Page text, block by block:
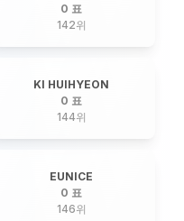
0 표
142위
KI HUIHYEON
0 표
144위
EUNICE
0 표
146위